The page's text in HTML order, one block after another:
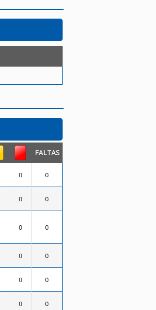
FALTAS
0 0
0 0
0 0
0 0
0 0
0 0